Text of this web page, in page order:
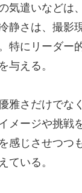
気遣いなどは
静さは、撮影
特にリーダー
与える。
雅さだけで
メージや挑戦
感じさせつつ
ている。